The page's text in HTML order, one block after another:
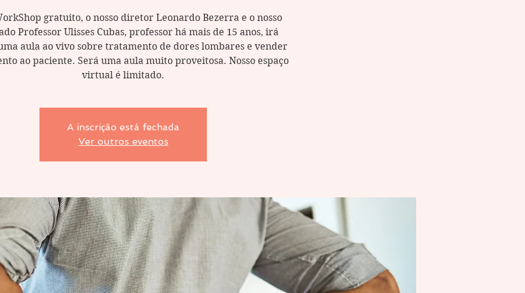
gratuito, o nosso diretor Leonardo Bezerra e o nosso
Professor Ulisses Cubas, professor há mais de 15 anos, irá
aula ao vivo sobre tratamento de dores lombares e vender
ao paciente. Será uma aula muito proveitosa. Nosso espaço
virtual é limitado.
A inscrição está fechada
Ver outros eventos